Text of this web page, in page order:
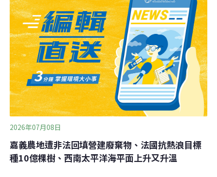
環境部7月20日舉辦第四場「國土綠蔭氣候調適計畫暨推
動木質資源循環」說明會，環境部氣候變遷署副署長張根
穆指出，在氣候變遷下，都市林是重要的綠色基礎設施，
未來種樹不是以量為目的，而要種在對的地方，故中央會
整合氣候和敏弱族群數據，並與科研團隊合作，找出都市
的「遮蔭缺口」。張根穆舉例，民眾主要步行路線是否有
足夠遮蔭，「台北市從你的住家開始到捷運站，有沒有哪
一條路線是遮蔭路徑超過80%？」他希望每個縣市至少規
劃十條遮蔭路徑，串聯起公園、學校、停車場
2026年07月08日
嘉義農地遭非法回填營建廢棄物、法國抗熱浪目標
種10億棵樹、西南太平洋海平面上升又升溫